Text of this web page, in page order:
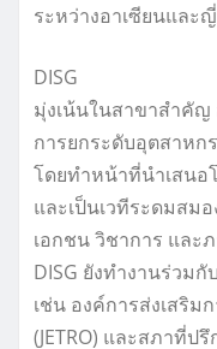
ระหว่างอาเซียนแล
DISG
มุ่งเน้นในสาขาสำคัญ
การยกระดับอุตสาหก
โดยทำหน้าที่นำเสนอ
และเป็นเวทีระดมสม
เอกชน วิชาการ และ
DISG ยังทำงานร่วม
เช่น องค์การส่งเสริ
(JETRO) และสภาที่ป